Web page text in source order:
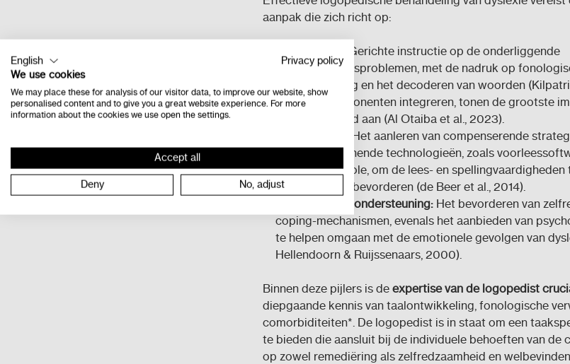
aanpak die zich richt op:
Gerichte instructie op de onderliggende
taalverwerkingsproblemen, met de nadruk op
tekenkoppeling en het decoderen van woorden
die deze componenten integreren, tonen de grootste
leesvaardigheid aan (Al Otaiba et al., 2023).
Het aanleren van compenserende
van ondersteunende technologieën, zoals
spellingscontrole, om de lees- en spellingvaardigheden
participatie te bevorderen (de Beer et al., 2014).
Psychosociale ondersteuning:Het bevorderen van
coping-mechanismen, evenals het aanbieden van
te helpen omgaan met de emotionele gevolgen van
Hellendoorn & Ruijssenaars, 2000).
Binnen deze pijlers is de expertise van de logopedist
diepgaande kennis van taalontwikkeling, fonologische
comorbiditeiten*. De logopedist is in staat om een
te bieden die aansluit bij de individuele behoeften van de
op zowel remediëring als zelfredzaamheid en welbevinden.
English
Privacy policy
We use cookies
We may place these for analysis of our visitor data, to improve our website, show
personalised content and to give you a great website experience. For more
information about the cookies we use open the settings.
Accept all
Deny No, adjust